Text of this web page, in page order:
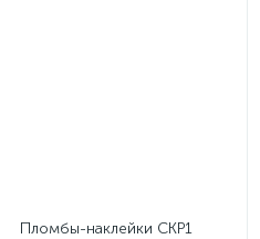
Пломбы-наклейки СКР1